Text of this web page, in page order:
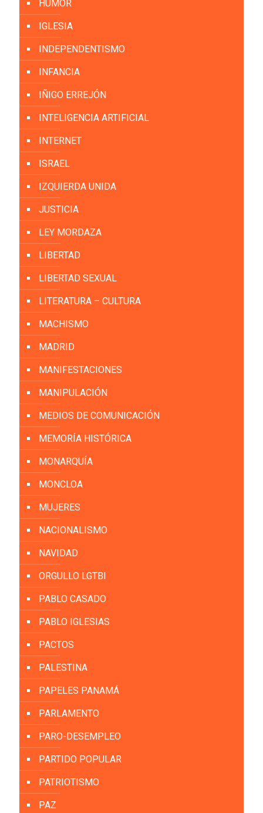
HUMOR
IGLESIA
INDEPENDENTISMO
INFANCIA
IÑIGO ERREJÓN
INTELIGENCIA ARTIFICIAL
INTERNET
ISRAEL
IZQUIERDA UNIDA
JUSTICIA
LEY MORDAZA
LIBERTAD
LIBERTAD SEXUAL
LITERATURA – CULTURA
MACHISMO
MADRID
MANIFESTACIONES
MANIPULACIÓN
MEDIOS DE COMUNICACIÓN
MEMORÍA HISTÓRICA
MONARQUÍA
MONCLOA
MUJERES
NACIONALISMO
NAVIDAD
ORGULLO LGTBI
PABLO CASADO
PABLO IGLESIAS
PACTOS
PALESTINA
PAPELES PANAMÁ
PARLAMENTO
PARO-DESEMPLEO
PARTIDO POPULAR
PATRIOTISMO
PAZ